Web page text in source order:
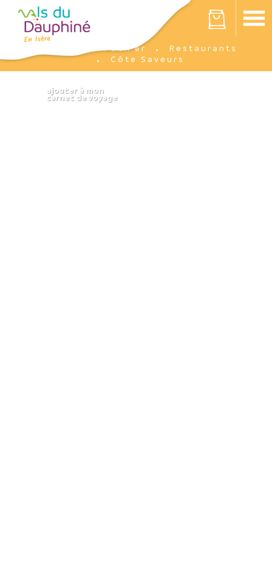
Votre panier est vide
Ik ben er
Restaurants
Côte Saveurs
Cookies beheer paneel